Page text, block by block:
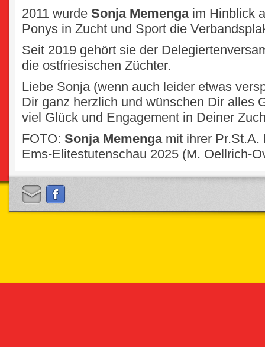
2011 wurde Sonja Memengaim Hinblick
Ponys in Zucht und Sport die
Seit 2019 gehört sie der
die ostfriesischen Züchter.
Liebe Sonja (wenn auch leider etwas
Dir ganz herzlich und wünschen Dir alles
viel Glück und Engagement in Deiner
FOTO: Sonja Memenga mit ihrer Pr.St.A.
Ems-Elitestutenschau 2025 (M. Oellrich-